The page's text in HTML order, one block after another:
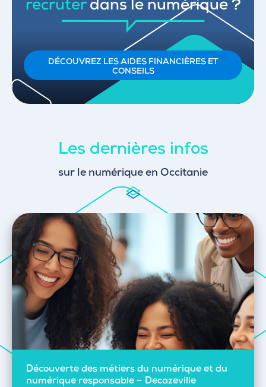
recruterdans le numérique ?
DÉCOUVREZ LES AIDES FINANCIÈRES ET
CONSEILS
Les dernières infos
sur le numérique en Occitanie
Découverte des métiers du numérique et du
numérique responsable – Decazeville